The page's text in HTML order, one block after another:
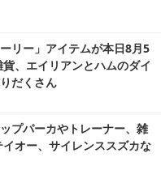
リー」アイテムが本日8月5
、エイリアンとハムのダイ
だくさん
プパーカやトレーナー、雑
オー、サイレンススズカな